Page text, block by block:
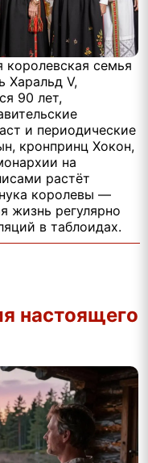
королевская семья
Харальд V,
90 лет,
и периодические
кронпринц Хокон,
на
растёт
королевы —
жизнь регулярно
в таблоидах.
настоящего